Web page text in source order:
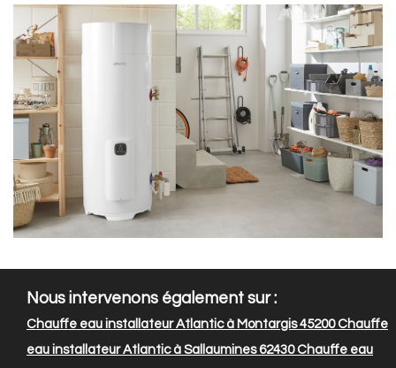
Nous intervenons également sur :
Chauffe eau installateur Atlantic à Montargis 45200Chauffe
eau installateur Atlantic à Sallaumines 62430Chauffe eau